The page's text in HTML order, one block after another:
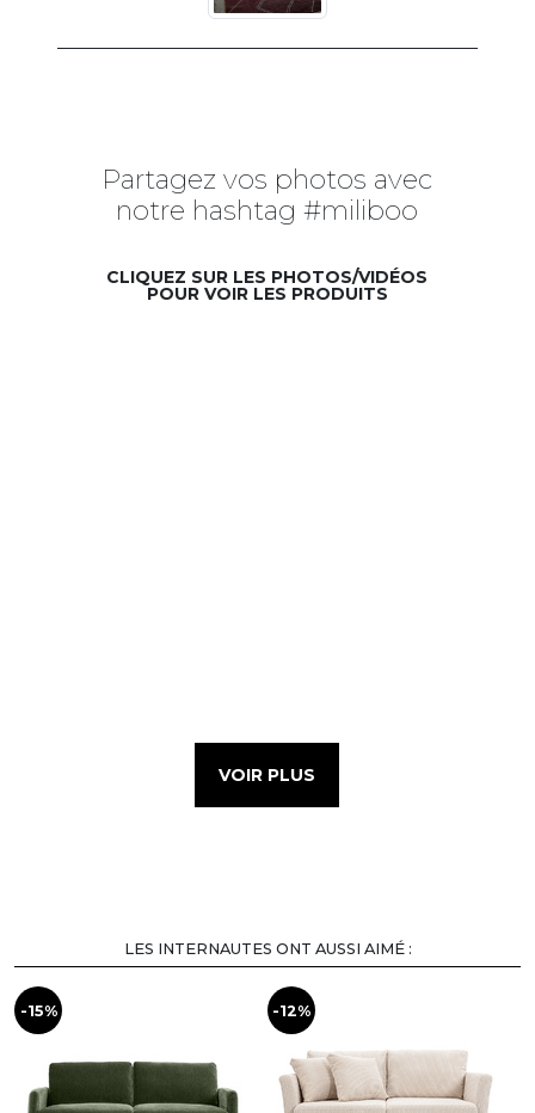
Partagez vos photos avec
notre hashtag #miliboo
CLIQUEZ SUR LES PHOTOS/VIDÉOS
POUR VOIR LES PRODUITS
VOIR PLUS
LES INTERNAUTES ONT AUSSI AIMÉ :
-15% -12%